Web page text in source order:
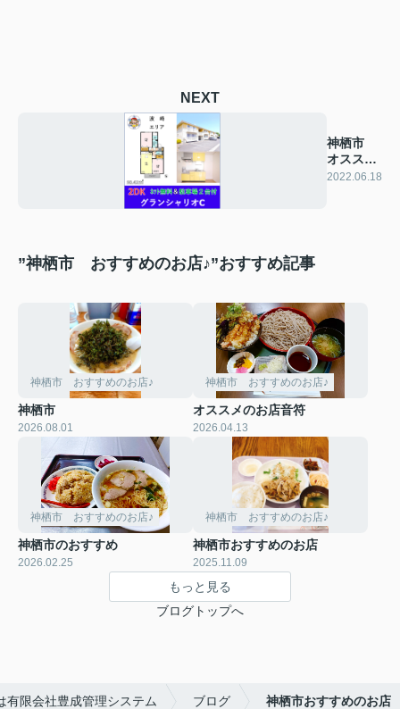
NEXT
神栖市
オススメ
賃貸物件
2022.06.18
”神栖市 おすすめのお店♪”おすすめ記事
神栖市 おすすめのお店♪
神栖市
2026.08.01
神栖市 おすすめのお店♪
オススメのお店音符
2026.04.13
神栖市 おすすめのお店♪
神栖市のおすすめ
2026.02.25
神栖市 おすすめのお店♪
神栖市おすすめのお店
2025.11.09
もっと見る
ブログトップへ
有限会社豊成管理システム ブログ 神栖市おすすめのお店